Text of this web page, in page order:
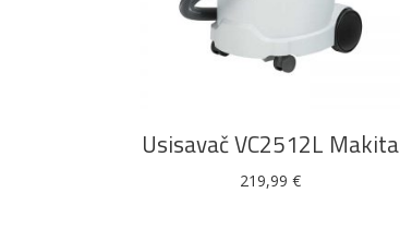
DODAJ U KOŠARICU
Usisavač VC2512L Makita
219,99€